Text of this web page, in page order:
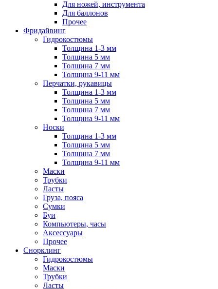
Для ножей, инструмента
Для баллонов
Прочее
Фридайвинг
Гидрокостюмы
Толщина 1-3 мм
Толщина 5 мм
Толщина 7 мм
Толщина 9-11 мм
Перчатки, рукавицы
Толщина 1-3 мм
Толщина 5 мм
Толщина 7 мм
Толщина 9-11 мм
Носки
Толщина 1-3 мм
Толщина 5 мм
Толщина 7 мм
Толщина 9-11 мм
Маски
Трубки
Ласты
Груза, пояса
Сумки
Буи
Компьютеры, часы
Аксессуары
Прочее
Снорклинг
Гидрокостюмы
Маски
Трубки
Ласты